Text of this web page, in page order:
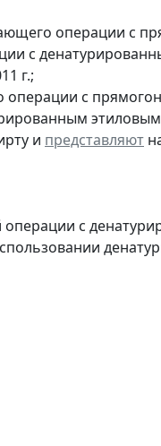
операции с
с
г.;
операции с
и представляют
с